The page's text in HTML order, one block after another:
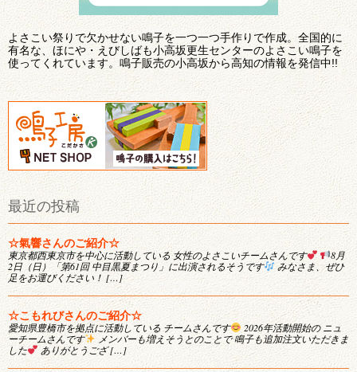
よさこい祭りで欠かせない鳴子を一つ一つ手作りで作成。全国的に
有名な、ほにや・えびしばも小高坂更生センターのよさこい鳴子を
使ってくれています。鳴子販売の小高坂から高知の情報を発信中!!
最近の投稿
☆氣響さんのご紹介☆
東京都西東京市を中心に活動している 女性のよさこいチームさんです
8月
2日（日）「第61回 中目黒夏まつり」に出演されるそうです
みなさま、ぜひ
足をお運びください！ […]
☆こもれびさんのご紹介☆
愛知県豊橋市を拠点に活動している チームさんです
2026年活動開始の ニュ
ーチームさんです
メンバーも増えそうとのことで 鳴子も追加注文いただきま
した
ありがとうござ […]